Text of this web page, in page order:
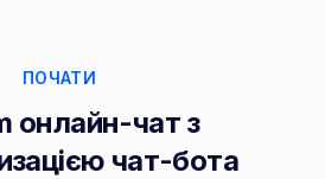
ПОЧАТИ
онлайн-чат з
чат-бота